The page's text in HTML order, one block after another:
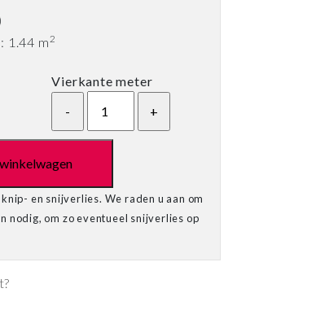
1.44 m2
Vierkante meter
en snijverlies. We raden u aan om
nodig, om zo eventueel snijverlies op